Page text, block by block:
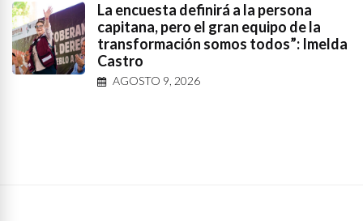
La encuesta definirá a la persona
capitana, pero el gran equipo de la
transformación somos todos”: Imelda
Castro
AGOSTO 9, 2026